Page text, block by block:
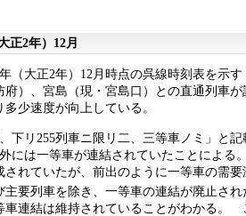
正2年）12月
（大正2年）12月時点の呉線時刻表を示す
府）、宮島（現・宮島口）との直通列車
多少速度が向上している。
、下リ255列車ニ限リ二、三等車ノミ」と
には一等車が連結されていたことによ
されていたが、前出のように一等車の需
主要列車を除き、一等車の連結が廃止され
車連結は維持されていることがわかる。